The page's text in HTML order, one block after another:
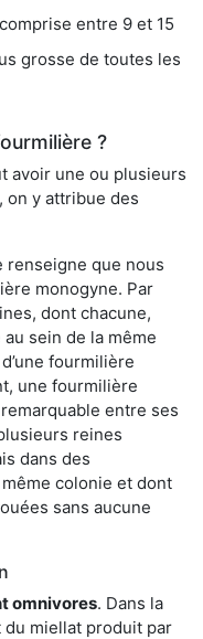
entre 9 et 15
grosse de toutes les
?
avoir une ou plusieurs
on y attribue des
renseigne que nous
monogyne. Par
dont chacune,
sein de la même
fourmilière
une fourmilière
entre ses
reines
dans des
colonie et dont
sans aucune
omnivores. Dans la
miellat produit par